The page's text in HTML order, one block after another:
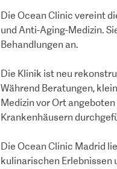
Die Ocean Clinic vereint
und Anti-Aging-Medizin.
Behandlungen an.
Die Klinik ist neu
Während Beratungen,
Medizin vor Ort
Krankenhäusern
Die Ocean Clinic Madrid
kulinarischen Erlebnissen